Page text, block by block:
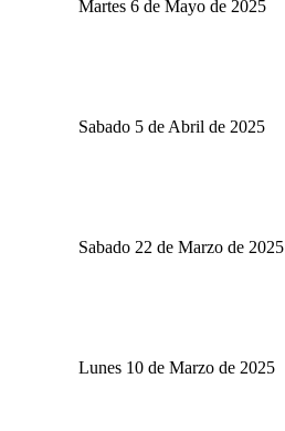
Martes 6 de Mayo de 2025
Sabado 5 de Abril de 2025
Sabado 22 de Marzo de 2025
Lunes 10 de Marzo de 2025